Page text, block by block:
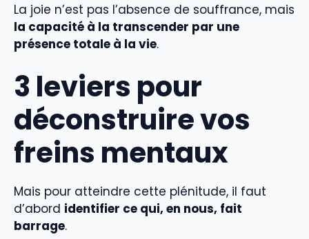
La joie n’est pas l’absence de souffrance, mais
la capacité à la transcender par une
présence totale à la vie.
3 leviers pour
déconstruire vos
freins mentaux
Mais pour atteindre cette plénitude, il faut
d’abord identifier ce qui, en nous, fait
barrage.